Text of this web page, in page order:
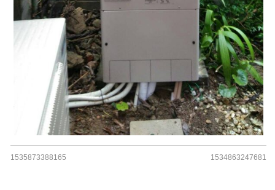
1535873388165 1534863247681